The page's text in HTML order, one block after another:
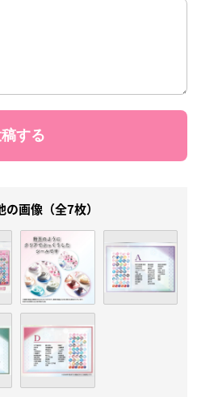
の画像（全7枚）